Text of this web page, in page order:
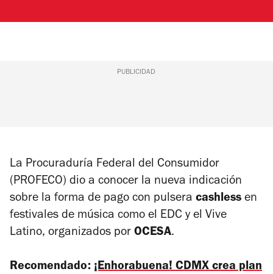
PUBLICIDAD
La Procuraduría Federal del Consumidor
(PROFECO) dio a conocer la nueva indicación
sobre la forma de pago con pulsera cashless en
festivales de música como el EDC y el Vive
Latino, organizados por OCESA.
Recomendado: ¡Enhorabuena! CDMX crea plan